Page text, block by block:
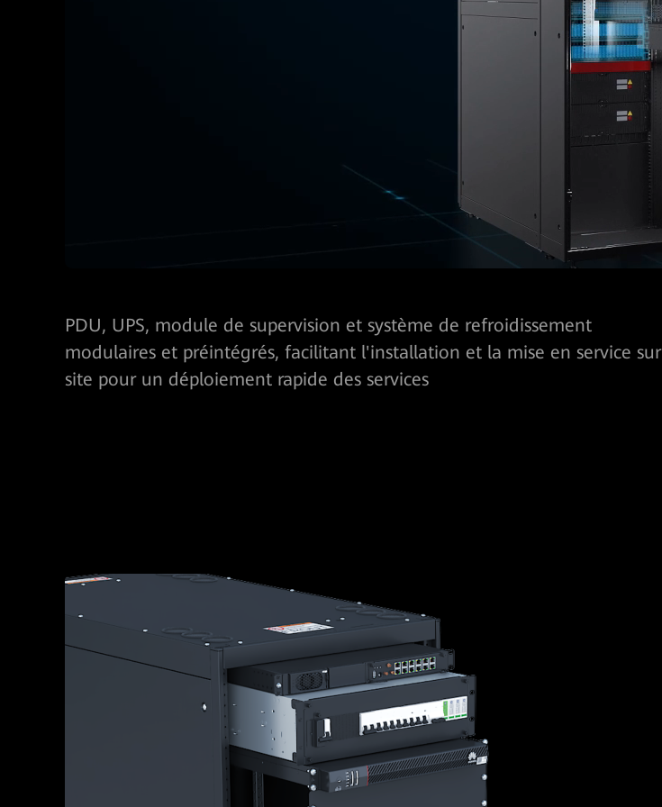
PDU, UPS, module de supervision et système de refroidissement
modulaires et préintégrés, facilitant l'installation et la mise en service sur
site pour un déploiement rapide des services